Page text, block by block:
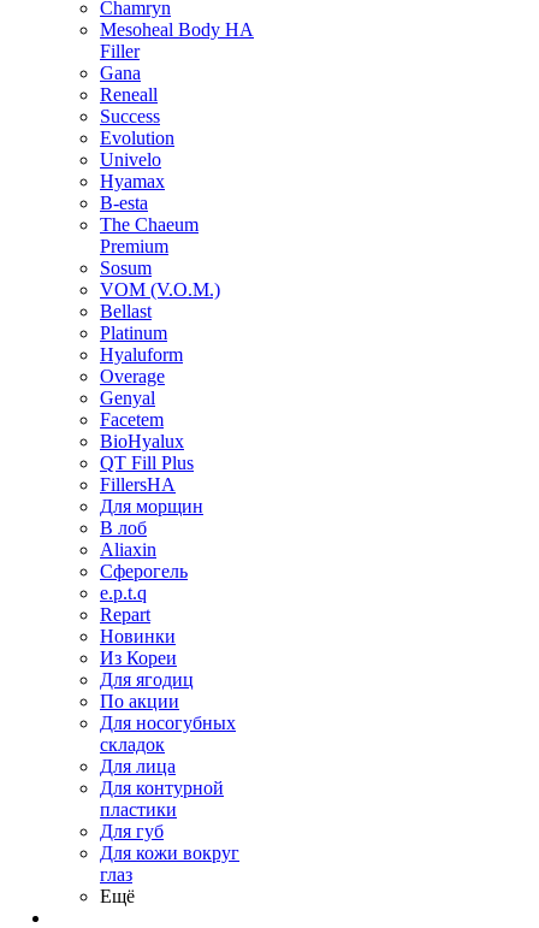
Chamryn
Mesoheal Body HA
Filler
Gana
Reneall
Success
Evolution
Univelo
Hyamax
B-esta
The Chaeum
Premium
Sosum
VOM (V.O.M.)
Bellast
Platinum
Hyaluform
Overage
Genyal
Facetem
BioHyalux
QT Fill Plus
FillersHA
Для морщин
В лоб
Aliaxin
Сферогель
e.p.t.q
Repart
Новинки
Из Кореи
Для ягодиц
По акции
Для носогубных
складок
Для лица
Для контурной
пластики
Для губ
Для кожи вокруг
глаз
Ещё